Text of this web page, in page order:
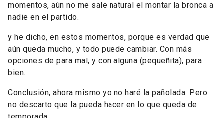
momentos, aún no me sale natural el montar la bronca a
nadie en el partido.
y he dicho, en estos momentos, porque es verdad que
aún queda mucho, y todo puede cambiar. Con más
opciones de para mal, y con alguna (pequeñita), para
bien.
Conclusión, ahora mismo yo no haré la pañolada. Pero
no descarto que la pueda hacer en lo que queda de